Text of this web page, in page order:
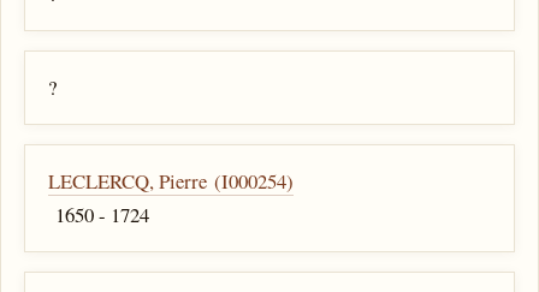
?
LECLERCQ, Pierre (I000254)
1650 - 1724